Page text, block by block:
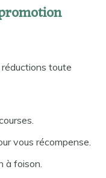
toute
vous récompense.
à foison.